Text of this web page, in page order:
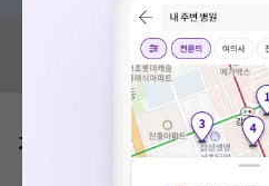
혹시 잘못된 병원정보가 있나요?
모두닥 팀에 알려주세요!
가격표